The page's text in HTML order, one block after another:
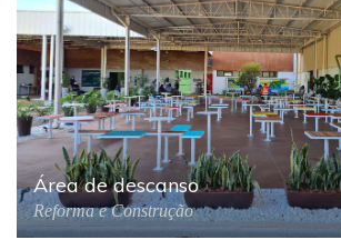
Área de descanso
Reforma e Construção